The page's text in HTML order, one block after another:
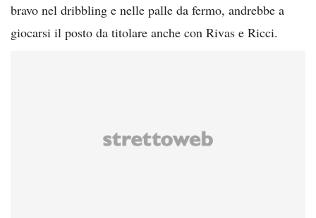
bravo nel dribbling e nelle palle da fermo, andrebbe a
giocarsi il posto da titolare anche con Rivas e Ricci.